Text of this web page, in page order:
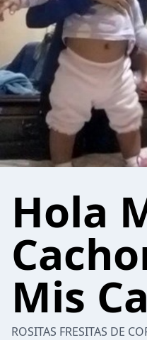
Hola
Mis
ROSITAS FRESITAS DE